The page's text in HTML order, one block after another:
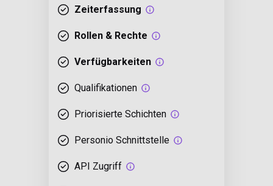
Zeiterfassung
Rollen & Rechte
Verfügbarkeiten
Qualifikationen
Priorisierte Schichten
Personio Schnittstelle
API Zugriff